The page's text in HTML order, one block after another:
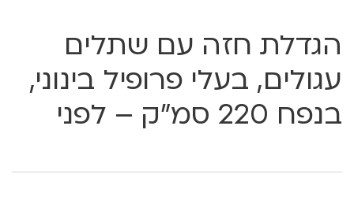
הגדלת חזה עם שתלים
עגולים, בעלי פרופיל בינוני,
בנפח 220 סמ”ק – לפני